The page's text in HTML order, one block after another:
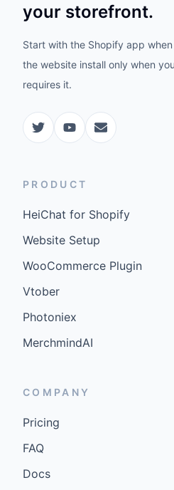
your storefront.
Start with the Shopify app
the website install only when
requires it.
PRODUCT
HeiChat for Shopify
Website Setup
WooCommerce Plugin
Vtober
Photoniex
MerchmindAI
COMPANY
Pricing
FAQ
Docs